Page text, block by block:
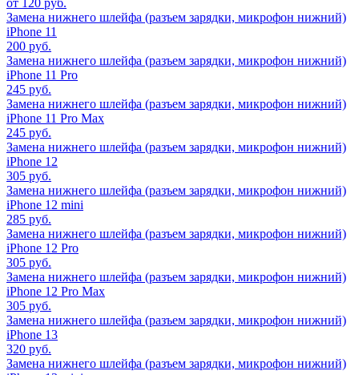
Замена нижнего шлейфа (разъем зарядки, микрофон нижний)
iPhone 11
200 руб.
Замена нижнего шлейфа (разъем зарядки, микрофон нижний)
iPhone 11 Pro
245 руб.
Замена нижнего шлейфа (разъем зарядки, микрофон нижний)
iPhone 11 Pro Max
245 руб.
Замена нижнего шлейфа (разъем зарядки, микрофон нижний)
iPhone 12
305 руб.
Замена нижнего шлейфа (разъем зарядки, микрофон нижний)
iPhone 12 mini
285 руб.
Замена нижнего шлейфа (разъем зарядки, микрофон нижний)
iPhone 12 Pro
305 руб.
Замена нижнего шлейфа (разъем зарядки, микрофон нижний)
iPhone 12 Pro Max
305 руб.
Замена нижнего шлейфа (разъем зарядки, микрофон нижний)
iPhone 13
320 руб.
Замена нижнего шлейфа (разъем зарядки, микрофон нижний)